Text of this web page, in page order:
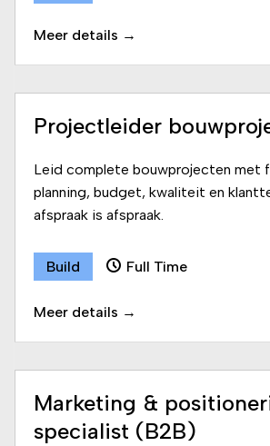
Meer details
Projectleider
Leid complete bouwprojecten met
planning, budget, kwaliteit en
afspraak is afspraak.
Build Full Time
Meer details
Marketing &
specialist (B2B)